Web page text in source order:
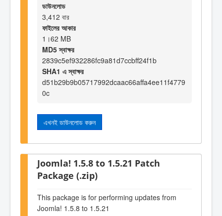
ডাউনলোড
3,412 বার
ফাইলের আকার
1।62 MB
MD5 স্বাক্ষর
2839c5ef932286fc9a81d7ccbff24f1b
SHA1 এ স্বাক্ষর
d51b29b9b05717992dcaac66affa4ee11f4779
0c
এখনই ডাউনলোড করুন
Joomla! 1.5.8 to 1.5.21 Patch
Package (.zip)
This package is for performing updates from
Joomla! 1.5.8 to 1.5.21